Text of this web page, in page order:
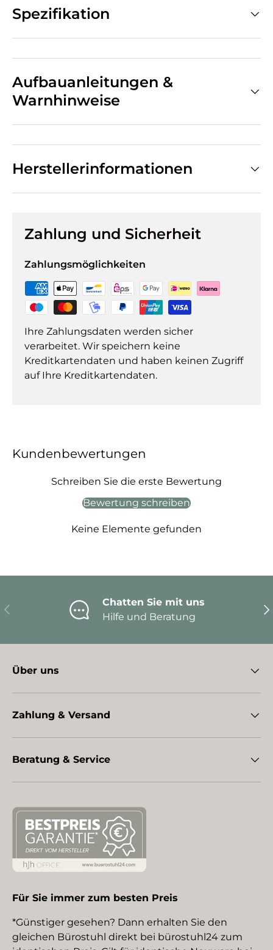
Spezifikation
Aufbauanleitungen &
Warnhinweise
Herstellerinformationen
Zahlung und Sicherheit
Zahlungsmöglichkeiten
Ihre Zahlungsdaten werden sicher
verarbeitet. Wir speichern keine
Kreditkartendaten und haben keinen Zugriff
auf Ihre Kreditkartendaten.
Kundenbewertungen
Schreiben Sie die erste Bewertung
Bewertung schreiben
Keine Elemente gefunden
Vorherige
Chatten Sie mit uns
Hilfe und Beratung
Über uns
Zahlung & Versand
Beratung & Service
Für Sie immer zum besten Preis
*Günstiger gesehen? Dann erhalten Sie den
gleichen Bürostuhl direkt bei bürostuhl24 zum